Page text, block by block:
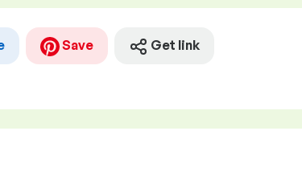
Save Get link